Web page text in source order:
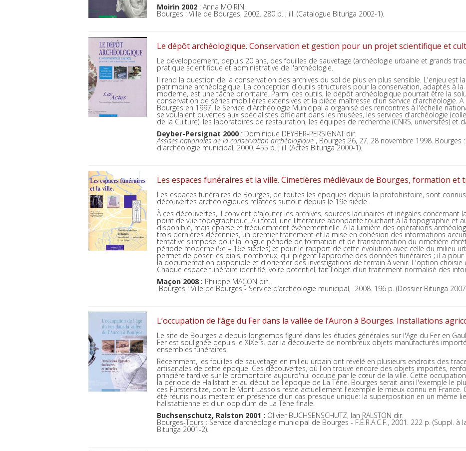
Moirin 2002 : Anna MOIRIN.
Bourges : Ville de Bourges, 2002. 280 p. ; ill. (Catalogue Bituriga 2002-1).
Le dépôt archéologique. Conservation et gestion pour un projet scientifique et
Le développement, depuis 20 ans, des fouilles de sauvetage (archéologie urbaine et grands
pratique scientifique et administrative de l'archéologie.
Il rend la question de la conservation des archives du sol de plus en plus sensible. L'enjeu est
patrimoine archéologique. La conception d'outils structurels pour la conservation, adaptés à
moderne, est une tâche prioritaire. Parmi ces outils, le dépôt archéologique pourrait être la
conservation de séries mobilières extensives et la pièce maîtresse d'un service d'archéologie.
Bourges en 1997, le Service d'Archéologie Municipal a organisé des rencontres à l'échelle
se voulaient ouvertes aux spécialistes officiant dans les musées, les services d'archéologie
de la Culture), les laboratoires de restauration, les équipes de recherche (CNRS, universités) et
Deyber-Persignat 2000 : Dominique DEYBER-PERSIGNAT dir.
Assises nationales de la conservation archéologique , Bourges 26, 27, 28 novembre 1998. Bourges
d'archéologie municipal, 2000. 455 p. ; ill. (Actes Bituriga 2000-1).
Les espaces funéraires et la ville. Cimetières médiévaux de Bourges, formation et
Les espaces funéraires de Bourges, de toutes les époques depuis la protohistoire, sont
découvertes archéologiques relatées surtout depuis le 19e siècle.
À ces découvertes, il convient d'ajouter les archives, sources lacunaires et inégales concernant
point de vue topographique. Au total, une littérature abondante touchant à la topographie et
disponible, mais éparse et fréquemment évènementielle. À la lumière des opérations
trois dernières décennies, un premier traitement et la mise en cohésion des informations
tentative s'impose pour la longue période de formation et de transformation du cimetière
période moderne (5e – 16e siècles) et pour le rapport de cette évolution avec celle du milieu
permet de poser les biais, nombreux, qui piègent l'approche des données funéraires ; il a
la documentation disponible et d'orienter des investigations de terrain à venir. L'option
Chaque espace funéraire identifié, voire potentiel, fait l'objet d'un traitement normalisé des
Maçon 2008 : Philippe MAÇON dir.
Bourges : Ville de Bourges - Service d’archéologie municipal, 2008. 196 p. (Dossier Bituriga
L’occupation de l’âge du Fer dans la vallée de l’Auron à Bourges. Installations
Le site de Bourges a depuis longtemps figuré dans les études générales sur l'Age du Fer en
Fer est soulignée depuis le XIXe s. par la découverte de nombreux objets manufacturés
ensembles funéraires.
Récemment, les fouilles de sauvetage en milieu urbain ont révélé en plusieurs endroits des
artisanales de cette époque. Ces découvertes, où l'on trouve encore des objets importés,
princière tardive sur le promontoire aujourd'hui occupé par le cœur de la ville. Cette
la période de Hallstatt et au début de l'époque de La Tène. Bourges serait ainsi l'exemple le
ces Fürstensitze, dont le Mont Lassois reste actuellement l'exemple le mieux connu en
été réunis nous mettent en présence d'un cas presque unique: la superposition en un même
hallstattienne et d'un oppidum de La Tène finale.
Buchsenschutz, Ralston 2001 : Olivier BUCHSENSCHUTZ, Ian RALSTON dir.
Bourges-Tours : Service d’archéologie municipal de Bourges - F.É.R.A.C.F., 2001. 222 p. (Suppl. à
Bituriga 2001-2).